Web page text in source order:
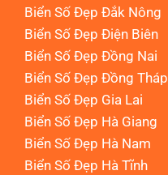
Biển Số Đẹp Đắk Nông
Biển Số Đẹp Điện Biên
Biển Số Đẹp Đồng Nai
Biển Số Đẹp Đồng Tháp
Biển Số Đẹp Gia Lai
Biển Số Đẹp Hà Giang
Biển Số Đẹp Hà Nam
Biển Số Đẹp Hà Tĩnh